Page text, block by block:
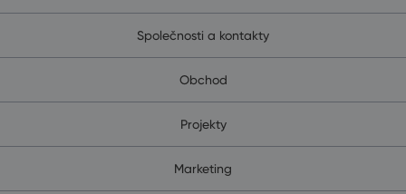
Společnosti a kontakty
Obchod
Projekty
Marketing